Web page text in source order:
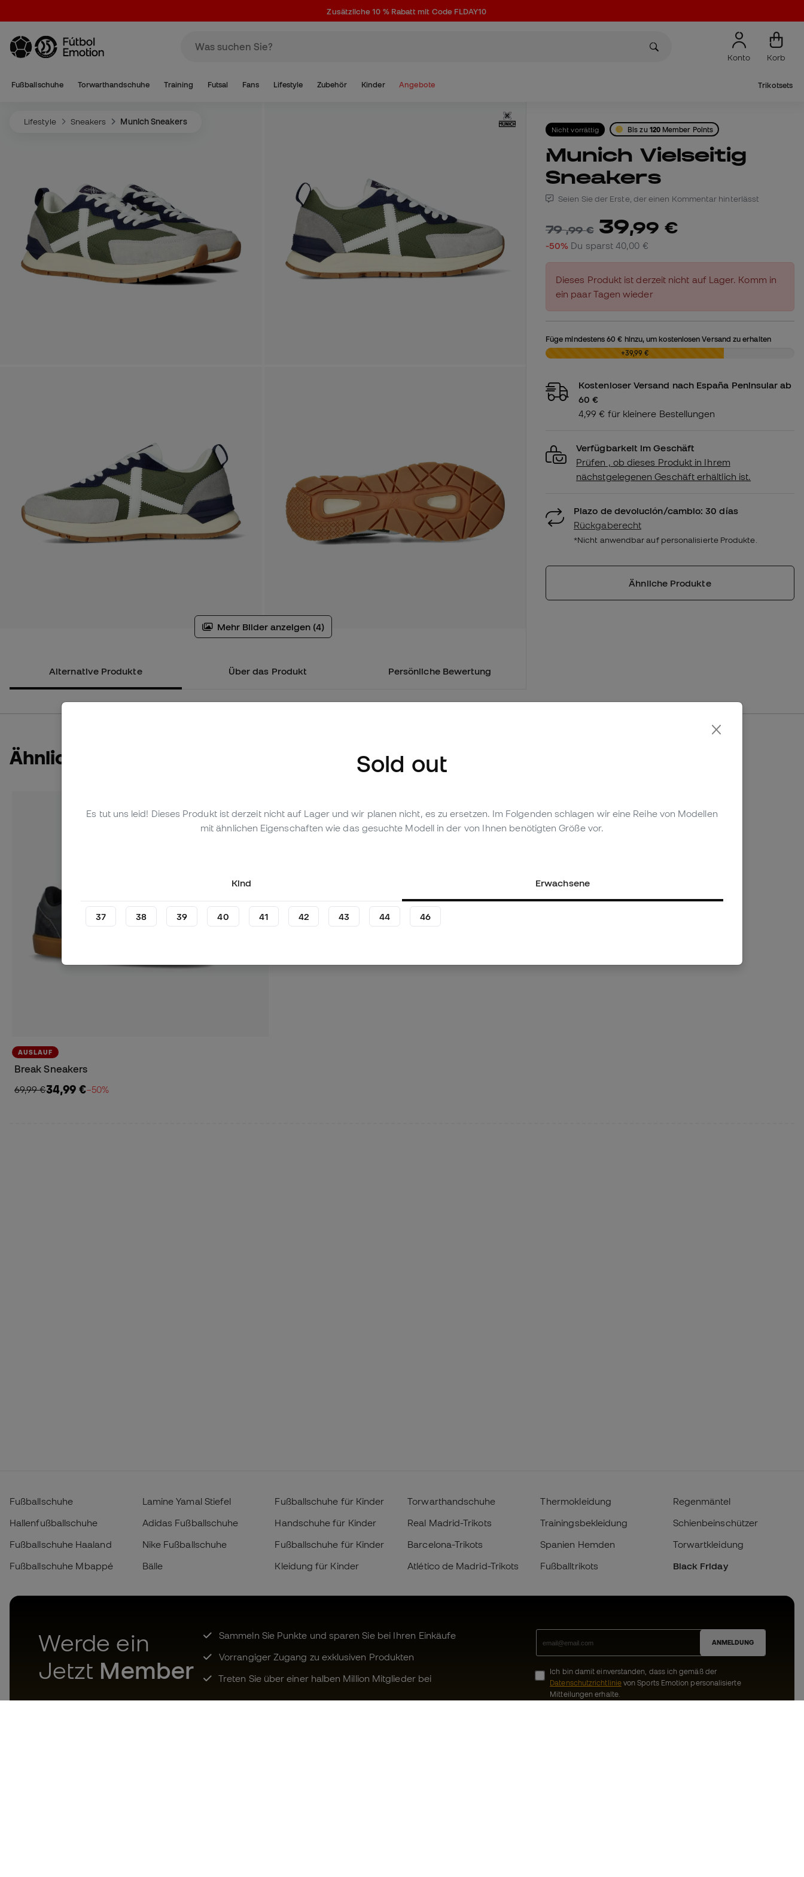
Zusätzliche 10 % Rabatt mit Code FLDAY10
Konto Korb
Fußballschuhe Torwarthandschuhe Training Futsal Fans Lifestyle Zubehör Kinder Angebote Trikotsets
Lifestyle Sneakers Munich Sneakers
Mehr Bilder anzeigen (4)
Alternative Produkte Über das Produkt Persönliche Bewertung
Nicht vorrättig Bis zu 120Member Points
Munich Vielseitig
Sneakers
Seien Sie der Erste, der einen Kommentar hinterlässt
79,99 € 39,99 €
-50% Du sparst40,00 €
Dieses Produkt ist derzeit nicht auf Lager. Komm in
ein paar Tagen wieder
Füge mindestens60 € hinzu, um kostenlosen Versand zu erhalten
0,00 € +39,99 €
Kostenloser Versand nach España Peninsular ab
60 €
4,99 € für kleinere Bestellungen
Verfügbarkeit im Geschäft
Prüfen , ob dieses Produkt in Ihrem
nächstgelegenen Geschäft erhältlich ist.
Plazo de devolución/cambio: 30 días
Rückgaberecht
*Nicht anwendbar auf personalisierte Produkte.
Ähnliche Produkte
Ähnliche Produkte
AUSLAUF
Break Sneakers
69,99 €34,99 €−50%
Fußballschuhe
Hallenfußballschuhe
Fußballschuhe Haaland
Fußballschuhe Mbappé
Lamine Yamal Stiefel
Adidas Fußballschuhe
Nike Fußballschuhe
Bälle
Fußballschuhe für Kinder
Handschuhe für Kinder
Fußballschuhe für Kinder
Kleidung für Kinder
Torwarthandschuhe
Real Madrid-Trikots
Barcelona-Trikots
Atlético de Madrid-Trikots
Thermokleidung
Trainingsbekleidung
Spanien Hemden
Fußballtrikots
Regenmäntel
Schienbeinschützer
Torwartkleidung
Black Friday
Werde ein
Jetzt Member
Sammeln Sie Punkte und sparen Sie bei Ihren Einkäufe
Vorrangiger Zugang zu exklusiven Produkten
Treten Sie über einer halben Million Mitglieder bei
ANMELDUNG
Ich bin damit einverstanden, dass ich gemäß der
Datenschutzrichtlinievon Sports Emotion personalisierte
Mitteilungen erhalte.
Sold out
Es tut uns leid! Dieses Produkt ist derzeit nicht auf Lager und wir planen nicht, es zu ersetzen. Im Folgenden schlagen wir eine Reihe von Modellen
mit ähnlichen Eigenschaften wie das gesuchte Modell in der von Ihnen benötigten Größe vor.
Kind Erwachsene
37 38 39 40 41 42 43 44 46